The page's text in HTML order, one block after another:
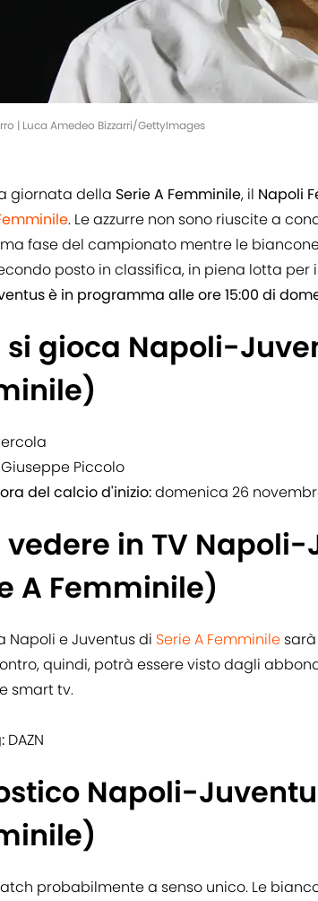
| Luca Amedeo Bizzarri/GettyImages
giornata della Serie A Femminile, il Napoli
. Le azzurre non sono riuscite a
fase del campionato mentre le
posto in classifica, in piena lotta per
è in programma alle ore 15:00 di
si gioca Napoli-
Giuseppe Piccolo
del calcio d'inizio:domenica 26
vedere in TV
A Femminile)
Napoli e Juventus di Serie A Femminile
quindi, potrà essere visto dagli
smart tv.
DAZN
Napoli-
probabilmente a senso unico. Le